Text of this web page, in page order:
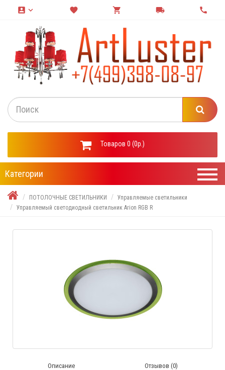
account_box keyboard_arrow_down favorite shopping_cart local_shipping call
Товаров 0 (0р.)
Категории
ПОТОЛОЧНЫЕ СВЕТИЛЬНИКИ
Управляемые светильники
Управляемый светодиодный светильник Arion RGB R
Описание Отзывов (0)